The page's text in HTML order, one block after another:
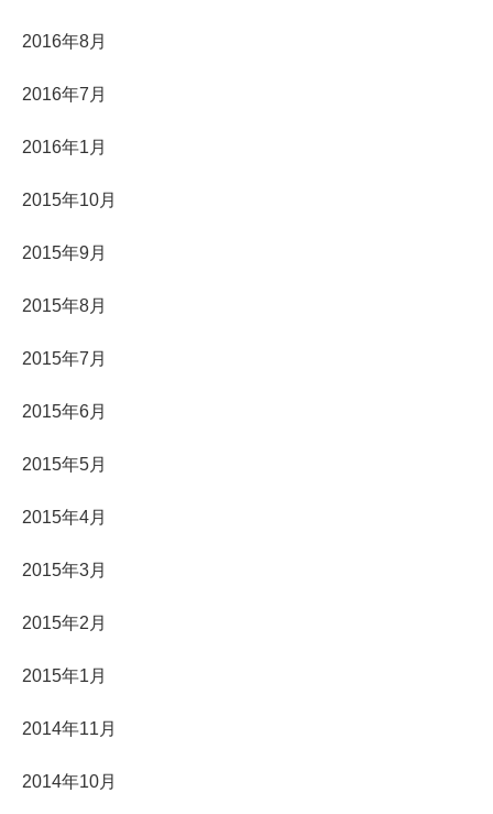
2016年8月
2016年7月
2016年1月
2015年10月
2015年9月
2015年8月
2015年7月
2015年6月
2015年5月
2015年4月
2015年3月
2015年2月
2015年1月
2014年11月
2014年10月